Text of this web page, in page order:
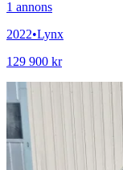
1 annons
2022•Lynx
129 900 kr